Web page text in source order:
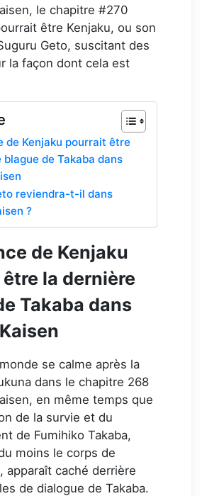
le chapitre #270
être Kenjaku, ou son
Geto, suscitant des
la façon dont cela est
de Kenjaku pourrait être
blague de Takaba dans
reviendra-t-il dans
?
de Kenjaku
la dernière
Takaba dans
se calme après la
dans le chapitre 268
en même temps que
de la survie et du
de Fumihiko Takaba,
moins le corps de
apparaît caché derrière
de dialogue de Takaba.